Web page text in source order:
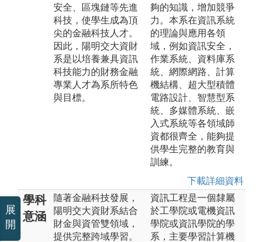
安全、區塊鏈等先進
科技，使學生成為頂
尖的金融科技人才。
因此，陽明交大資財
系是以培養兼具資訊
科技能力的財務金融
專業人才為系所特色
與目標。
夠的知識，增加競爭
力。本系在資訊系統
的理論與應用各領
域，例如資訊安全，
作業系統、資料庫系
統、網際網路、計算
機結構、超大型積體
電路設計、智慧型系
統、多媒體系統、嵌
入式系統等各領域師
資都很齊全，能夠提
供學生完整的教育與
訓練。
下載詳細資料
學科
意涵
隨著金融科技發展，
陽明交大資財系結合
財金與資管雙領域，
提供完整跨域學習。
資訊工程是一個隸屬
於工學院或電機資訊
學院或資訊學院的學
系，主要學習計算機
展
開